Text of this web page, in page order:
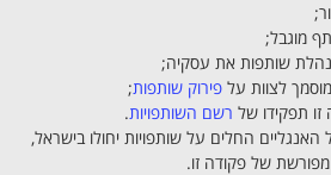
מוגבל;
שותפות את עסקיה;
לצוות על פירוק שותפות;
תפקידו של רשם השותפויות.
החלים על שותפויות יחולו בישראל,
של פקודה זו.